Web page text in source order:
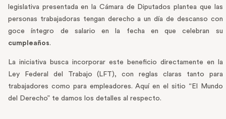
legislativa presentada en la Cámara de Diputados plantea que las
personas trabajadoras tengan derecho a un día de descanso con
goce íntegro de salario en la fecha en que celebran su
cumpleaños.
La iniciativa busca incorporar este beneficio directamente en la
Ley Federal del Trabajo (LFT), con reglas claras tanto para
trabajadores como para empleadores. Aquí en el sitio “El Mundo
del Derecho” te damos los detalles al respecto.